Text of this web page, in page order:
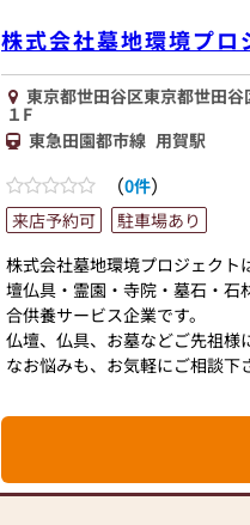
ダンなデザインの仏壇、またコ
素材や彫刻、仏像の種類も豊富
心からご供養いただける仏壇を
さらに、仏具も充実しておりま
ております。お好みやご自宅の
ただけます。
当店の魅力は、品質と価格のバ
ず、お求めやすい価格を実現し
用いただけるような耐久性のあ
ので、安心してお買い物をお楽
また、スタッフ一同、お客様の
ます。お仏壇や仏具に関するご
最優先に考え、心からのおもて
お仏壇のはせがわでは、お客様
お手伝いさせていただきます。
さい。心地よい空間で、お仏壇
株式会社墓地環境プ
東京都世田谷区東京都世田
１F
東急田園都市線 用賀駅
（0件）
来店予約可
駐車場あり
株式会社墓地環境プロジェクト
壇仏具・霊園・寺院・墓石・石
合供養サービス企業です。
仏壇、仏具、お墓などご先祖様
なお悩みも、お気軽にご相談下
す。